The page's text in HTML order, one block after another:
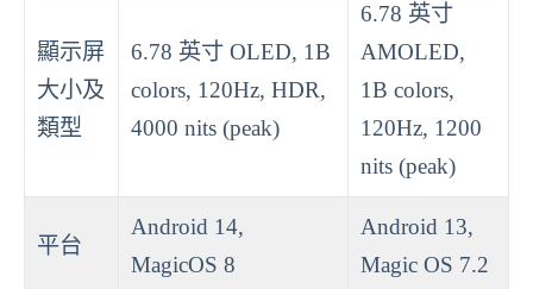
顯示屏
大小及
類型
6.78 英寸 OLED, 1B
colors, 120Hz, HDR,
4000 nits (peak)
6.78 英寸
AMOLED,
1B colors,
120Hz, 1200
nits (peak)
平台
Android 14,
MagicOS 8
Android 13,
Magic OS 7.2